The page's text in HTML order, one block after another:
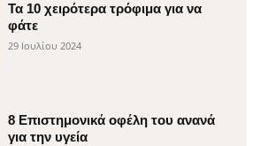
Τα 10 χειρότερα τρόφιμα για να
φάτε
29 Ιουλίου 2024
8 Επιστημονικά οφέλη του ανανά
για την υγεία